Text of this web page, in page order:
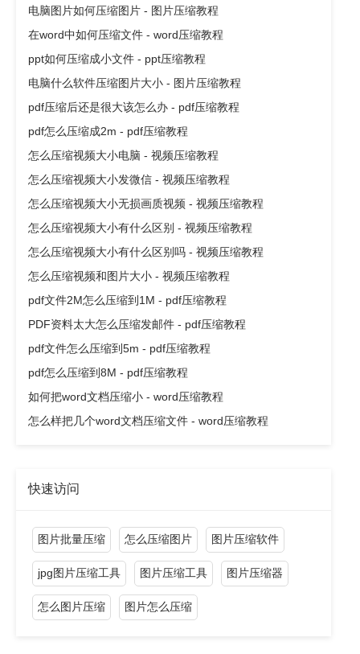
电脑图片如何压缩图片 - 图片压缩教程
在word中如何压缩文件 - word压缩教程
ppt如何压缩成小文件 - ppt压缩教程
电脑什么软件压缩图片大小 - 图片压缩教程
pdf压缩后还是很大该怎么办 - pdf压缩教程
pdf怎么压缩成2m - pdf压缩教程
怎么压缩视频大小电脑 - 视频压缩教程
怎么压缩视频大小发微信 - 视频压缩教程
怎么压缩视频大小无损画质视频 - 视频压缩教程
怎么压缩视频大小有什么区别 - 视频压缩教程
怎么压缩视频大小有什么区别吗 - 视频压缩教程
怎么压缩视频和图片大小 - 视频压缩教程
pdf文件2M怎么压缩到1M - pdf压缩教程
PDF资料太大怎么压缩发邮件 - pdf压缩教程
pdf文件怎么压缩到5m - pdf压缩教程
pdf怎么压缩到8M - pdf压缩教程
如何把word文档压缩小 - word压缩教程
怎么样把几个word文档压缩文件 - word压缩教程
快速访问
图片批量压缩 怎么压缩图片 图片压缩软件
jpg图片压缩工具 图片压缩工具 图片压缩器
怎么图片压缩 图片怎么压缩